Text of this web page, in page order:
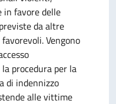
in favore delle
da altre
Vengono
la procedura per la
di indennizzo
alle vittime